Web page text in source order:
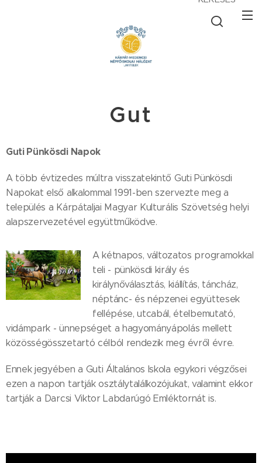
Gut
Guti Pünkösdi Napok
A több évtizedes múltra visszatekintő Guti Pünkösdi
Napokat első alkalommal 1991-ben szervezte meg a
település a Kárpátaljai Magyar Kulturális Szövetség helyi
alapszervezetével együttműködve.
A kétnapos, változatos programokkal
teli - pünkösdi király és
királynőválasztás, kiállítás, táncház,
néptánc- és népzenei együttesek
fellépése, utcabál, ételbemutató,
vidámpark - ünnepséget a hagyományápolás mellett
közösségösszetartó célból rendezik meg évről évre.
Ennek jegyében a Guti Általános Iskola egykori végzősei
ezen a napon tartják osztálytalálkozójukat, valamint ekkor
tartják a Darcsi Viktor Labdarúgó Emléktornát is.